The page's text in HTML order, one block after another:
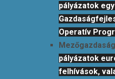
pályázatok
Operatív
pályázatok
felhívások,